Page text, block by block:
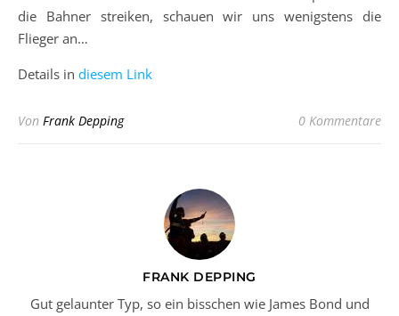
die Bahner streiken, schauen wir uns wenigstens die
Flieger an…
Details in diesem Link
Von Frank Depping 0 Kommentare
FRANK DEPPING
Gut gelaunter Typ, so ein bisschen wie James Bond und